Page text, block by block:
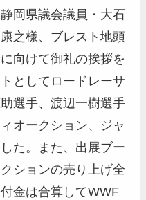
岡県議会議員・大石
之様、ブレスト地頭
向けて御礼の挨拶を
としてロードレーサ
選手、渡辺一樹選手
オークション、ジャ
た。また、出展ブー
ションの売り上げ全
金は合算してWWF